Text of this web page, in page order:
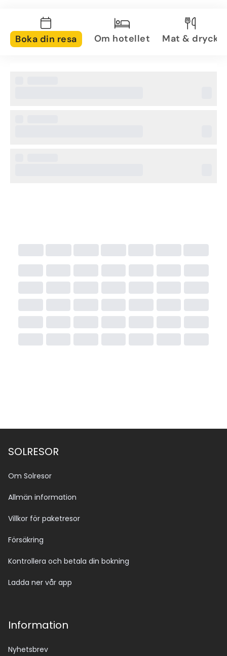
Boka din resa Om hotellet Mat & dryck
SOLRESOR
Om Solresor
Allmän information
Villkor för paketresor
Försäkring
Kontrollera och betala din bokning
Ladda ner vår app
Information
Nyhetsbrev